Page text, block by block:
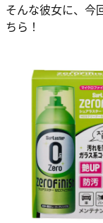
そんな彼女に、今
ちら！